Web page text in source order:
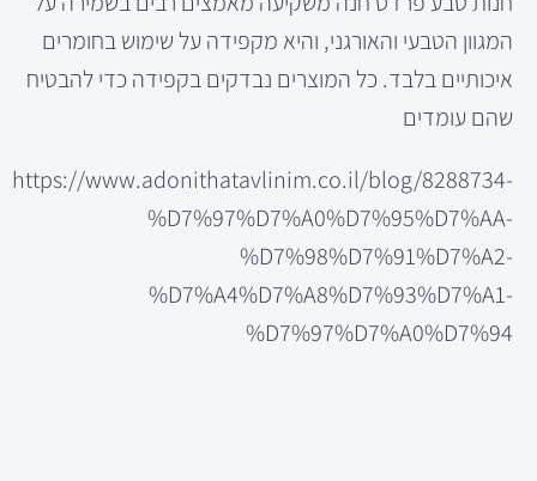
המגוון הטבעי והאורגני, והיא מקפידה על שימוש בחומרים
איכותיים בלבד. כל המוצרים נבדקים בקפידה כדי להבטיח
שהם עומדים
https://www.adonithatavlinim.co.il/blog/8288734-
%D7%97%D7%A0%D7%95%D7%AA-
%D7%98%D7%91%D7%A2-
%D7%A4%D7%A8%D7%93%D7%A1-
%D7%97%D7%A0%D7%94